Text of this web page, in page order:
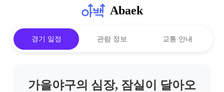
Abaek
경기 일정 관람 정보 교통 안내
가을야구의 심장, 잠실이 달아오